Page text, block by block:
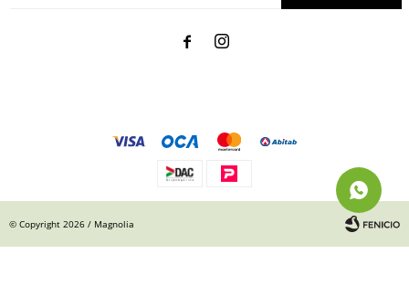
 
© Copyright 2026 / Magnolia